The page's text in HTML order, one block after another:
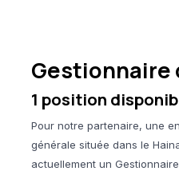
Gestionnaire
1 position
Pour notre partenaire, une
générale située dans le
actuellement un